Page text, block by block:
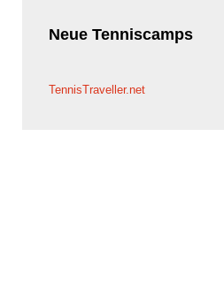
Neue Tenniscamps
TennisTraveller.net